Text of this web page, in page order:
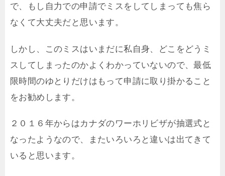
で、もし自力での申請でミスをしてしまっても焦ら
なくて大丈夫だと思います。
しかし、このミスはいまだに私自身、どこをどうミ
スしてしまったのかよくわかっていないので、最低
限時間のゆとりだけはもって申請に取り掛かること
をお勧めします。
２０１６年からはカナダのワーホリビザが抽選式と
なったようなので、またいろいろと違いは出てきて
いると思います。